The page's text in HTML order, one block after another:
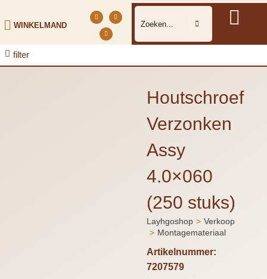
WINKELMAND
filter
Houtschroef
Verzonken
Assy
4.0×060
(250 stuks)
Je bent hier:
Layhgoshop
Verkoop
Montagemateriaal
Artikelnummer:
7207579